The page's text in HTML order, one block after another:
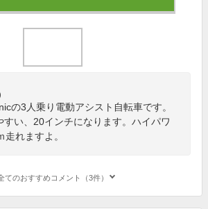
の3人乗り電動アシスト自転車です。
すい、20インチになります。ハイパワ
れますよ。
てのおすすめコメント（3件）